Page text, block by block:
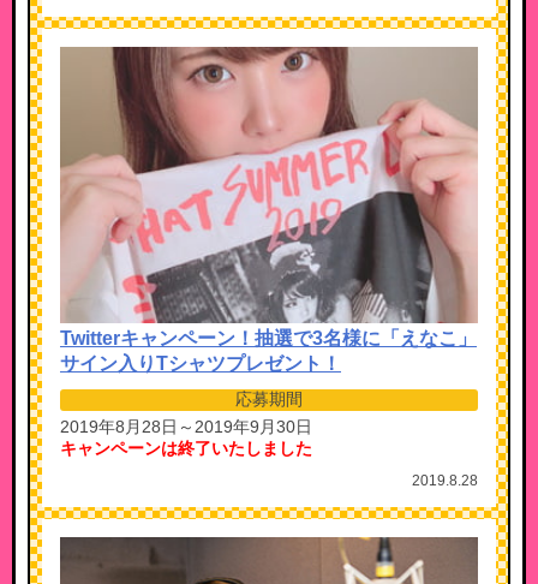
Twitterキャンペーン！抽選で3名様に「えなこ」
サイン入りTシャツプレゼント！
応募期間
2019年8月28日～2019年9月30日
キャンペーンは終了いたしました
2019.8.28